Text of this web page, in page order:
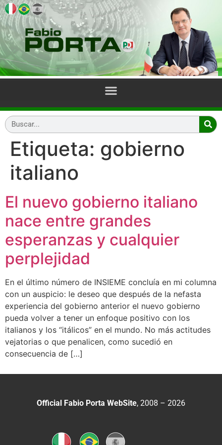
Etiqueta: gobierno
italiano
El nuevo gobierno italiano
nace entre grandes
esperanzas y cualquier
perplejidad
En el último número de INSIEME concluía en mi columna
con un auspicio: le deseo que después de la nefasta
experiencia del gobierno anterior el nuevo gobierno
pueda volver a tener un enfoque positivo con los
italianos y los “itálicos” en el mundo. No más actitudes
vejatorias o que penalicen, como sucedió en
consecuencia de […]
Official Fabio Porta WebSite, 2008 – 2026